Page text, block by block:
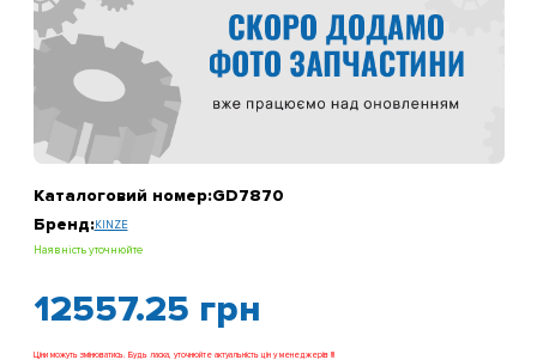
Каталоговий номер:GD7870
Бренд:KINZE
Наявність уточнюйте
12557.25 грн
Ціни можуть змінюватись. Будь ласка, уточнюйте актуальність цін у менеджерів !!!